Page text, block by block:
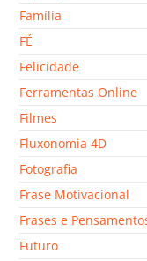
Família
FÉ
Felicidade
Ferramentas Online
Filmes
Fluxonomia 4D
Fotografia
Frase Motivacional
Frases e
Futuro